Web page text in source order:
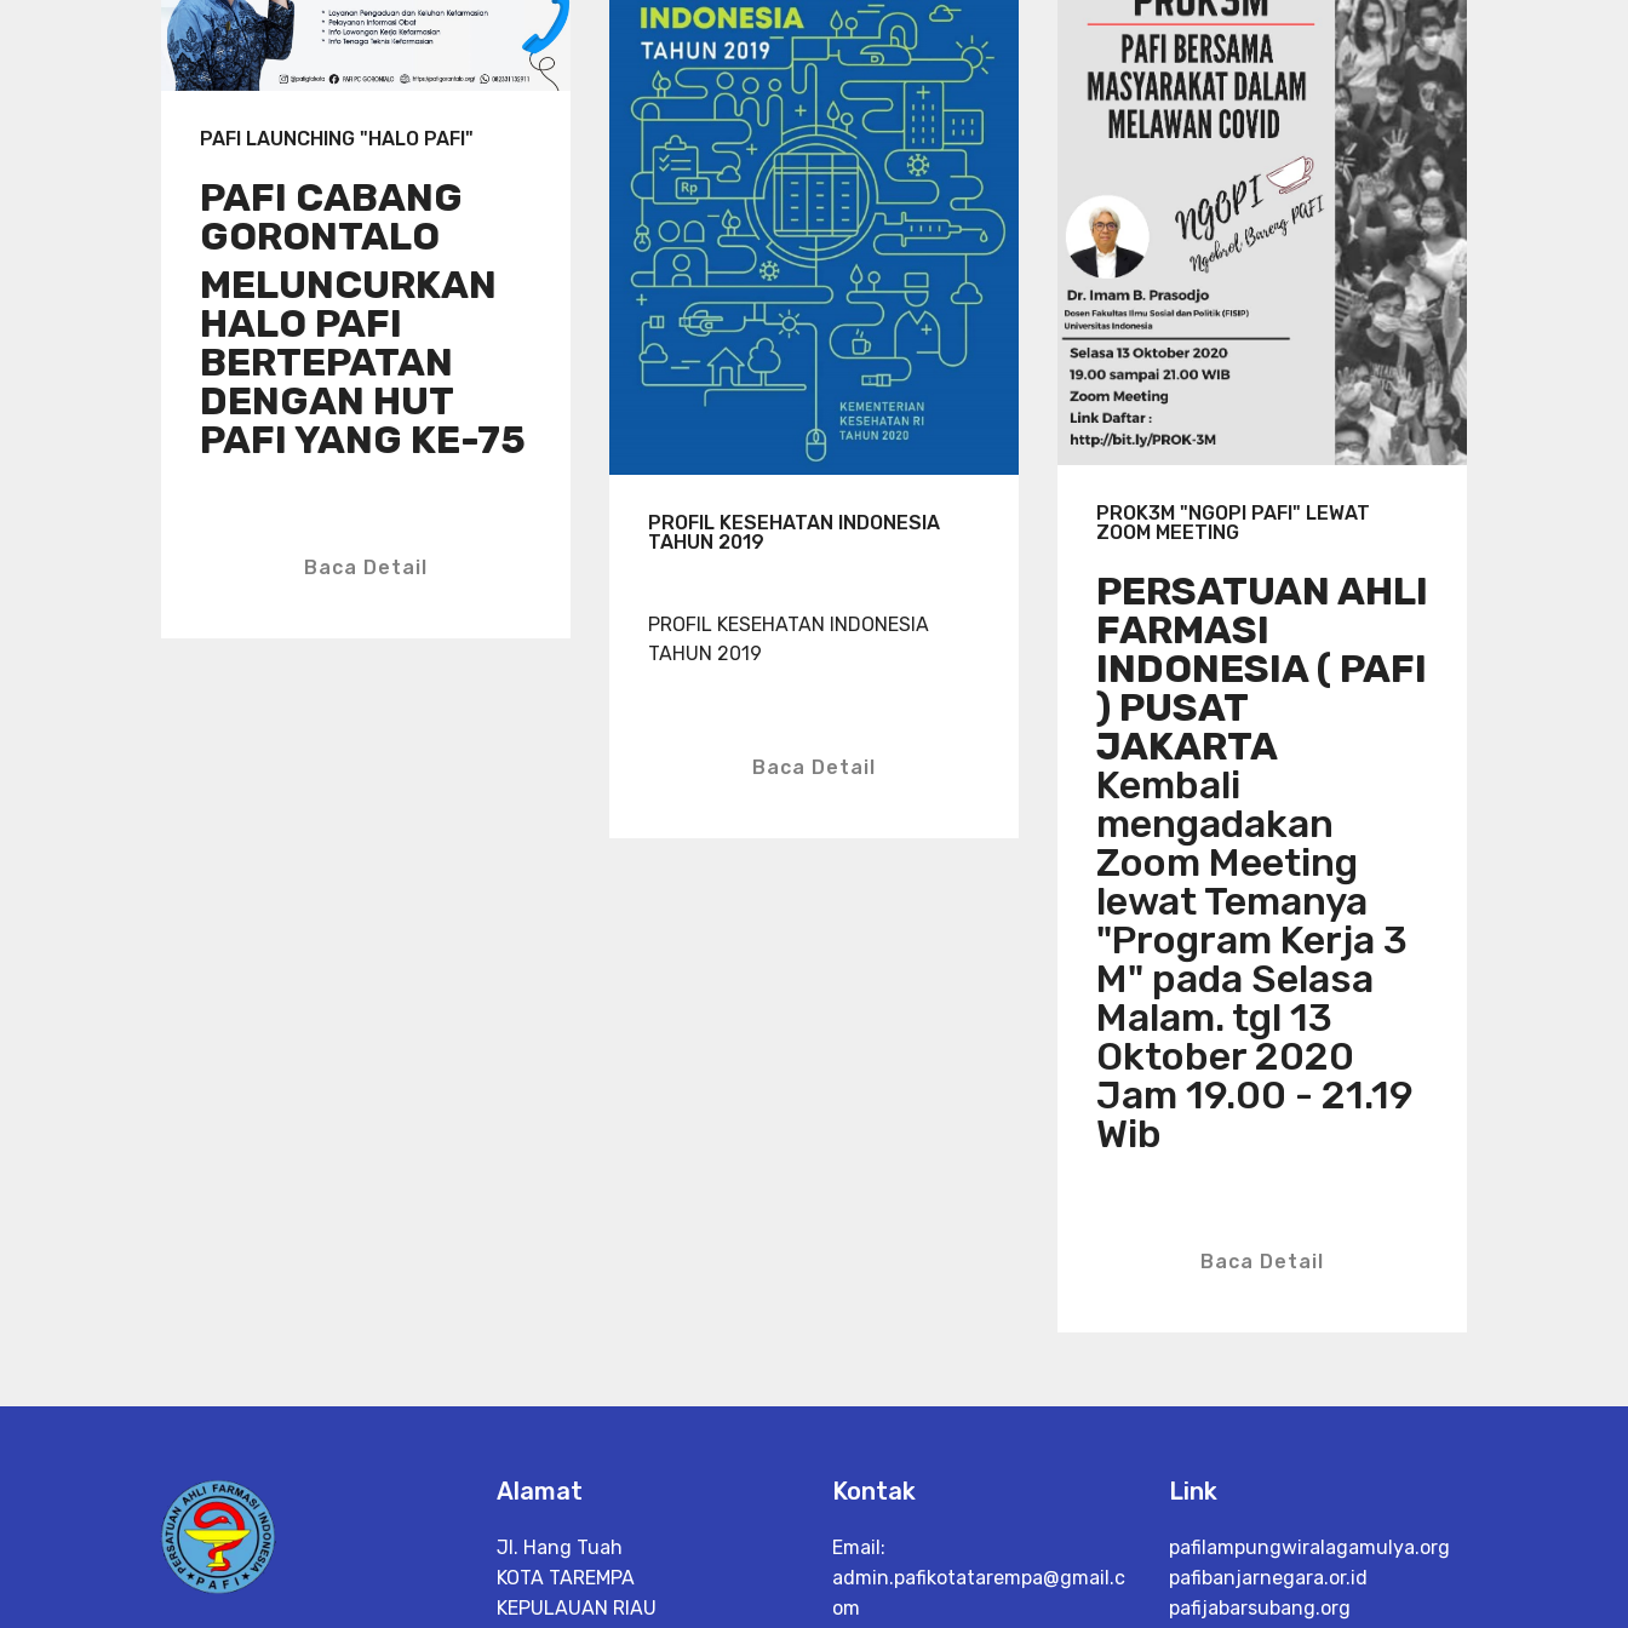
PAFI LAUNCHING "HALO PAFI"
PAFI CABANG
GORONTALO
MELUNCURKAN
HALO PAFI
BERTEPATAN
DENGAN HUT
PAFI YANG KE-75
Baca Detail
PROFIL KESEHATAN INDONESIA
TAHUN 2019
PROFIL KESEHATAN INDONESIA
TAHUN 2019
Baca Detail
PROK3M "NGOPI PAFI" LEWAT
ZOOM MEETING
PERSATUAN AHLI
FARMASI
INDONESIA ( PAFI
) PUSAT
JAKARTA
Kembali
mengadakan
Zoom Meeting
lewat Temanya
"Program Kerja 3
M" pada Selasa
Malam. tgl 13
Oktober 2020
Jam 19.00 - 21.19
Wib
Baca Detail
Alamat
Jl. Hang Tuah
KOTA TAREMPA
KEPULAUAN RIAU
Kontak
Email:
admin.pafikotatarempa@gmail.c
om
Link
pafilampungwiralagamulya.org
pafibanjarnegara.or.id
pafijabarsubang.org